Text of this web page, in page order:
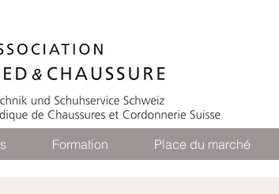
Formation Place du marché